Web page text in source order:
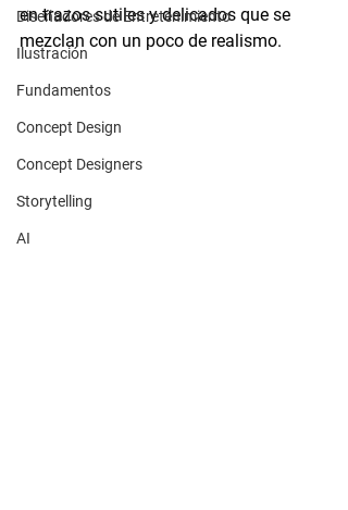
Diseñadores de Entretenimiento
Ilustración
Fundamentos
Concept Design
Concept Designers
Storytelling
AI
en trazos sutiles y delicados que se
mezclan con un poco de realismo.